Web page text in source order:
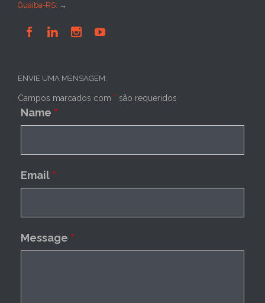
Guaíba-RS: →
   
ENVIE UMA MENSAGEM:
Campos marcados com * são requeridos
Name *
Email *
Message *